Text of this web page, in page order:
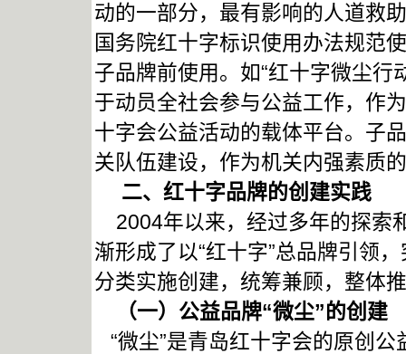
动的一部分，最有影响的人道救
国务院红十字标识使用办法规范
子品牌前使用。如“红十字微尘
于动员全社会参与公益工作，作
十字会公益活动的载体平台。子
关队伍建设，作为机关内强素质
二、红十字品牌的创建实践
2004年以来，经过多年的探索
渐形成了以“红十字”总品牌引领
分类实施创建，统筹兼顾，整体
（一）公益品牌“微尘”的创建
“微尘”是青岛红十字会的原创